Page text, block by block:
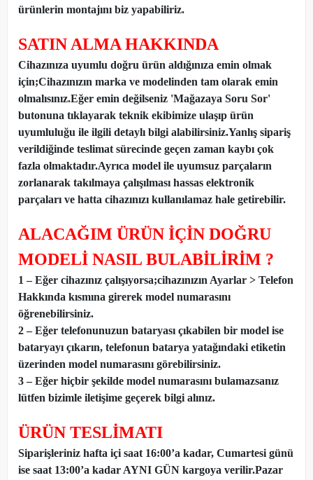
ürünlerin montajını biz yapabiliriz.
SATIN ALMA HAKKINDA
Cihazınıza uyumlu doğru ürün aldığınıza emin olmak
için;Cihazınızın marka ve modelinden tam olarak emin
olmalısınız.Eğer emin değilseniz 'Mağazaya Soru Sor'
butonuna tıklayarak teknik ekibimize ulaşıp ürün
uyumluluğu ile ilgili detaylı bilgi alabilirsiniz.Yanlış sipariş
verildiğinde teslimat sürecinde geçen zaman kaybı çok
fazla olmaktadır.Ayrıca model ile uyumsuz parçaların
zorlanarak takılmaya çalışılması hassas elektronik
parçaları ve hatta cihazınızı kullanılamaz hale getirebilir.
ALACAĞIM ÜRÜN İÇİN DOĞRU
MODELİ NASIL BULABİLİRİM ?
1 – Eğer cihazınız çalışıyorsa;cihazınızın Ayarlar > Telefon
Hakkında kısmına girerek model numarasını
öğrenebilirsiniz.
2 – Eğer telefonunuzun bataryası çıkabilen bir model ise
bataryayı çıkarın, telefonun batarya yatağındaki etiketin
üzerinden model numarasını görebilirsiniz.
3 – Eğer hiçbir şekilde model numarasını bulamazsanız
lütfen bizimle iletişime geçerek bilgi alınız.
ÜRÜN TESLİMATI
Siparişleriniz hafta içi saat 16:00’a kadar, Cumartesi günü
ise saat 13:00’a kadar AYNI GÜN kargoya verilir.Pazar